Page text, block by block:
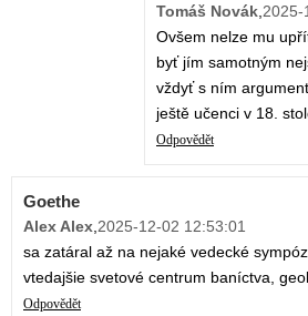
Tomáš Novák,2025-
Ovšem nelze mu
byť jím samotným
vždyť s ním
ještě učenci v 18.
Odpovědět
Goethe
Alex Alex,2025-12-02 12:53:01
sa zatáral až na nejaké vedecké
vtedajšie svetové centrum baníctva,
Odpovědět